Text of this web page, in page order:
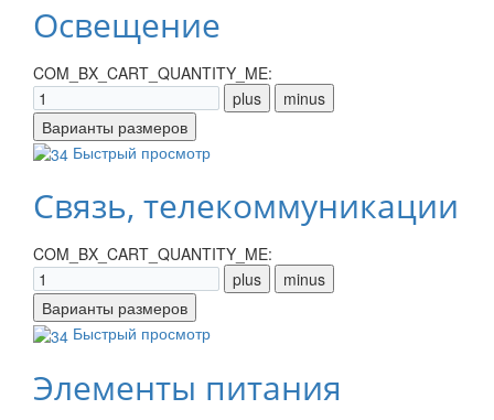
Освещение
COM_BX_CART_QUANTITY_ME:
Быстрый просмотр
Связь, телекоммуникации
COM_BX_CART_QUANTITY_ME:
Быстрый просмотр
Элементы питания